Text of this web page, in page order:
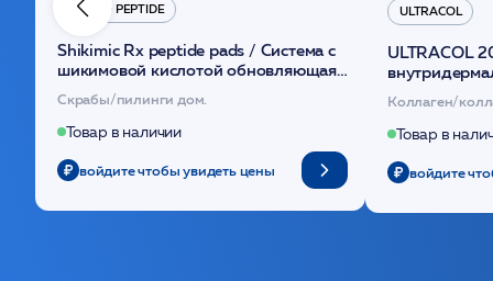
HYDRO PEPTIDE
Shikimic Rx peptide pads / Cистема с
шикимовой кислотой обновляющая
(30шт) /HP
Скрабы/пилинги дом.
Товар в наличии
войдите чтобы увидеть цены
ULTRACOL
ULTRACOL
основе
Коллаген/
Товар в
войдите